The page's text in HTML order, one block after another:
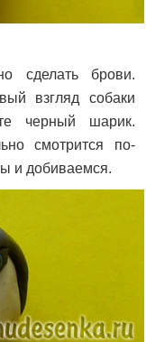
сделать брови.
взгляд собаки
черный шарик.
смотрится по-
и добиваемся.